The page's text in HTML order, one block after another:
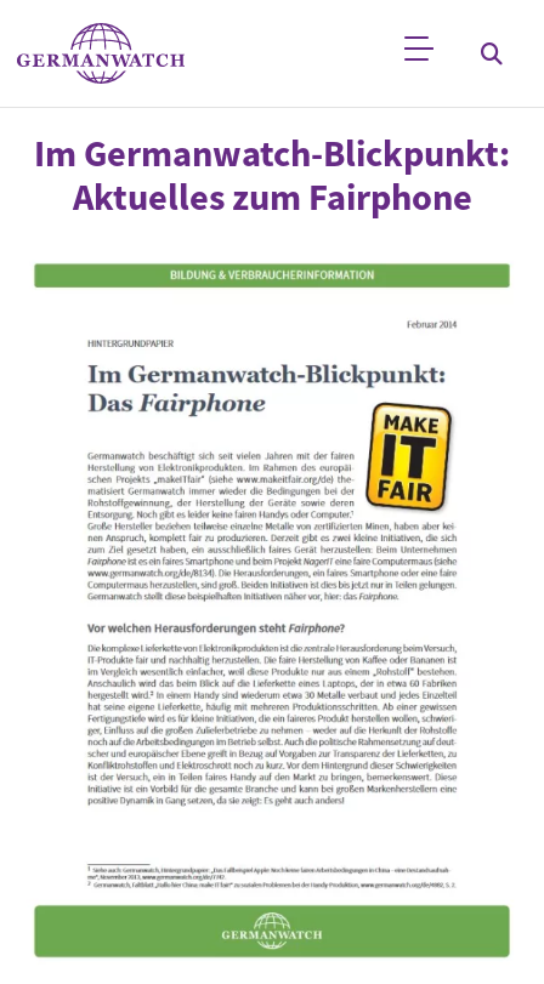
Direkt zum Inhalt
Stichwortsuche
Im Germanwatch-Blickpunkt:
Aktuelles zum Fairphone